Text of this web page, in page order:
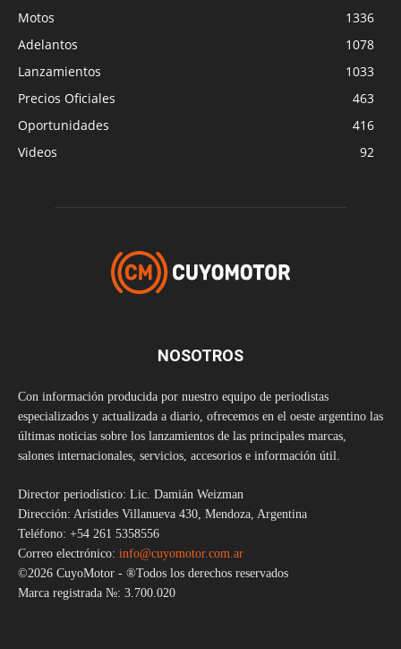
Motos
1336
Adelantos
1078
Lanzamientos
1033
Precios Oficiales
463
Oportunidades
416
Videos
92
NOSOTROS
Con información producida por nuestro equipo de periodistas
especializados y actualizada a diario, ofrecemos en el oeste argentino las
últimas noticias sobre los lanzamientos de las principales marcas,
salones internacionales, servicios, accesorios e información útil.
Director periodístico: Lic. Damián Weizman
Dirección: Arístides Villanueva 430, Mendoza, Argentina
Teléfono: +54 261 5358556
Correo electrónico: info@cuyomotor.com.ar
©2026 CuyoMotor - ®Todos los derechos reservados
Marca registrada №: 3.700.020